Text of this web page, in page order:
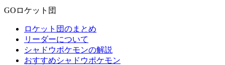
GOロケット団
ロケット団のまとめ
リーダーについて
シャドウポケモンの解説
おすすめシャドウポケモン